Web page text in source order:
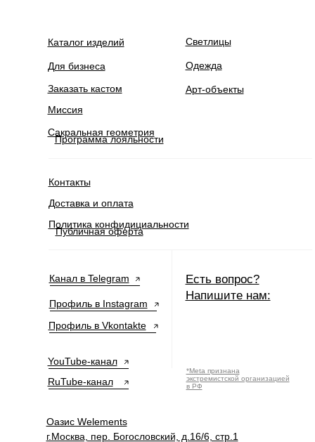
Каталог изделий
Оазис Welements
г.Москва, пер. Богословский, д.16/6, стр.1
Для бизнеса
Сакральная геометрия
Программа лояльности
Одежда
Политика конфидициальности
Публичная оферта
Доставка и оплата
Миссия
Арт-объекты
Заказать кастом
Контакты
Профиль в Instagram
Профиль в Vkontakte
*Meta признана
экстремистской организацией
в РФ
Есть вопрос?
Напишите нам:
Канал в Telegram
RuTube-канал
YouTube-канал
Светлицы